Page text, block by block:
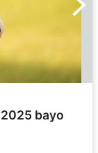
bayo